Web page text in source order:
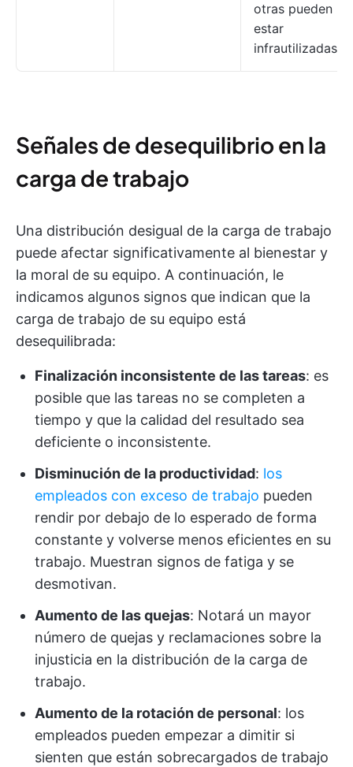
otras pueden
estar
infrautilizadas.
Señales de desequilibrio en la
carga de trabajo
Una distribución desigual de la carga de trabajo
puede afectar significativamente al bienestar y
la moral de su equipo. A continuación, le
indicamos algunos signos que indican que la
carga de trabajo de su equipo está
desequilibrada:
Finalización inconsistente de las tareas: es
posible que las tareas no se completen a
tiempo y que la calidad del resultado sea
deficiente o inconsistente.
Disminución de la productividad: los
empleados con exceso de trabajo pueden
rendir por debajo de lo esperado de forma
constante y volverse menos eficientes en su
trabajo. Muestran signos de fatiga y se
desmotivan.
Aumento de las quejas: Notará un mayor
número de quejas y reclamaciones sobre la
injusticia en la distribución de la carga de
trabajo.
Aumento de la rotación de personal: los
empleados pueden empezar a dimitir si
sienten que están sobrecargados de trabajo